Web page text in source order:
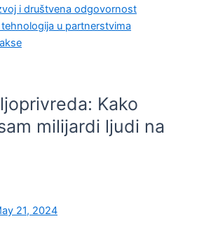
i društvena odgovornost
u partnerstvima
Kako
milijardi ljudi na
21, 2024